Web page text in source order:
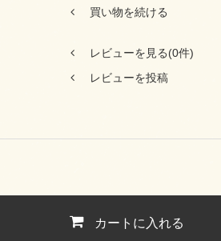
買い物を続ける
レビューを見る(0件)
レビューを投稿
カートに入れる